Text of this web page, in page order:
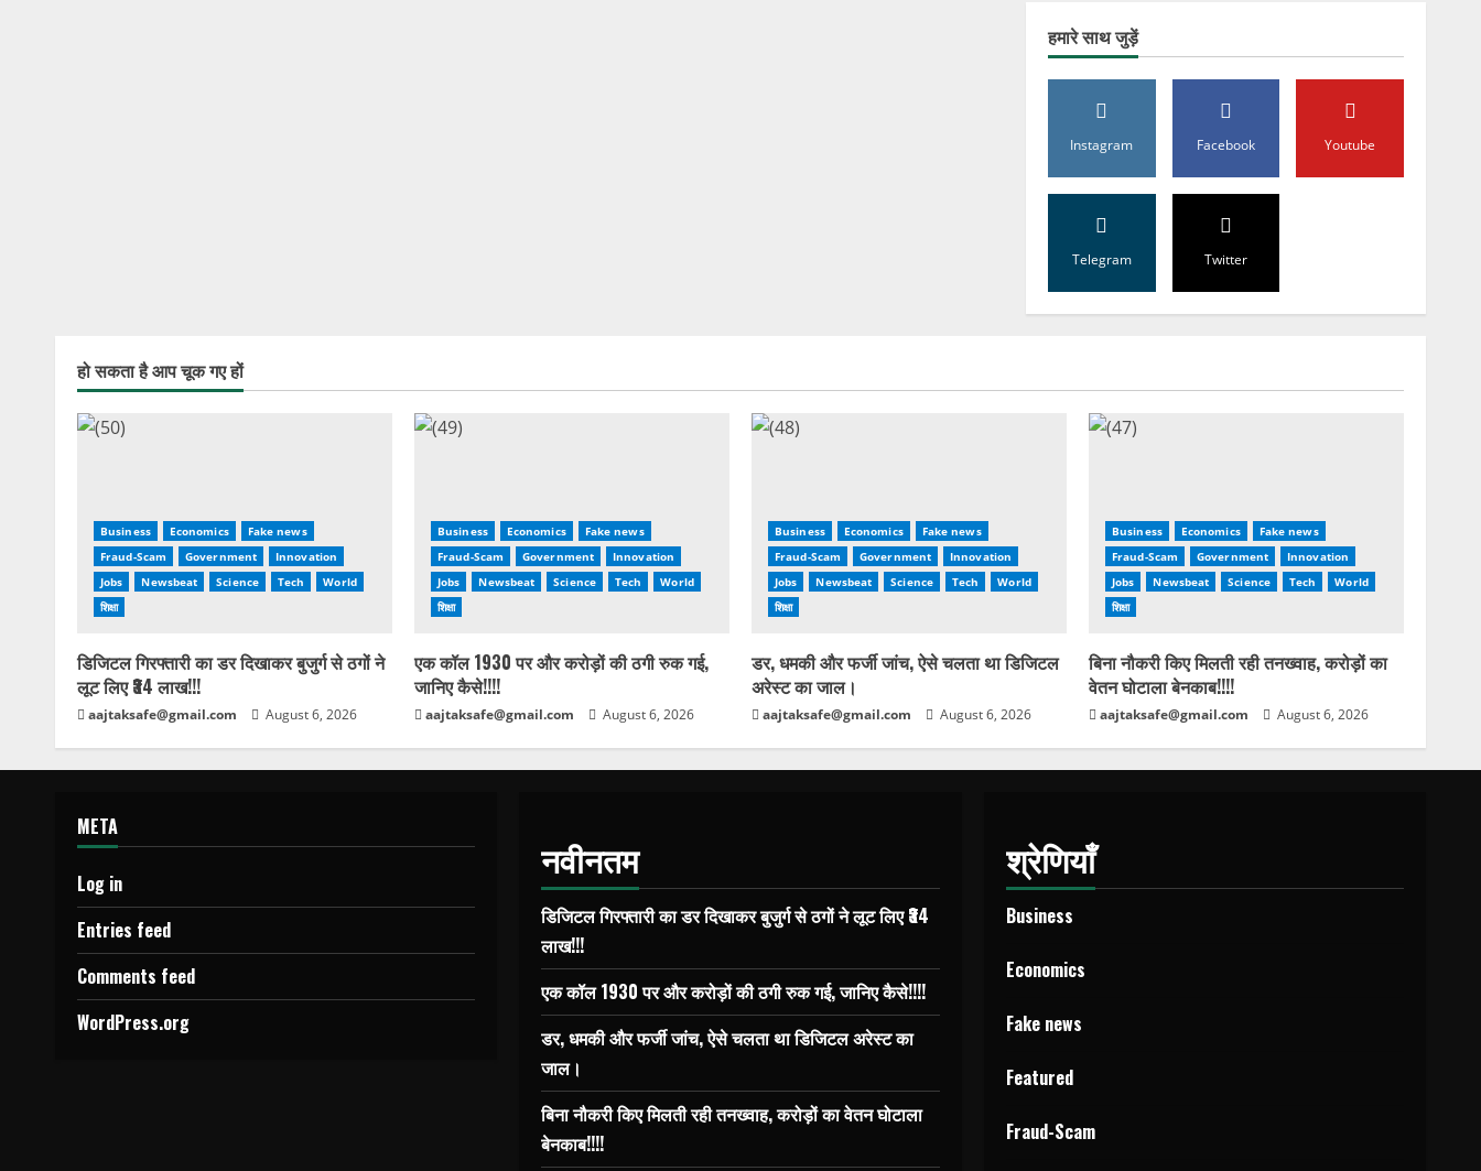
हमारे साथ जुड़ें
Instagram Facebook Youtube
Telegram Twitter
हो सकता है आप चूक गए हों
Business Economics
Fake news
Fraud-Scam
Government
Innovation
Jobs
Newsbeat Science Tech
World
शिक्षा
डिजिटल गिरफ्तारी का डर दिखाकर बुजुर्ग से ठगों ने
लूट लिए ₹34 लाख!!!
aajtaksafe@gmail.com August 6, 2026
Business Economics
Fake news
Fraud-Scam
Government
Innovation
Jobs
Newsbeat Science Tech
World
शिक्षा
एक कॉल 1930 पर और करोड़ों की ठगी रुक गई,
जानिए कैसे!!!!
aajtaksafe@gmail.com August 6, 2026
Business Economics
Fake news
Fraud-Scam
Government
Innovation
Jobs
Newsbeat Science Tech
World
शिक्षा
डर, धमकी और फर्जी जांच, ऐसे चलता था डिजिटल
अरेस्ट का जाल।
aajtaksafe@gmail.com August 6, 2026
Business Economics
Fake news
Fraud-Scam
Government
Innovation
Jobs
Newsbeat Science Tech
World
शिक्षा
बिना नौकरी किए मिलती रही तनख्वाह, करोड़ों का
वेतन घोटाला बेनकाब!!!!
aajtaksafe@gmail.com August 6, 2026
META
Log in
Entries feed
Comments feed
WordPress.org
नवीनतम
डिजिटल गिरफ्तारी का डर दिखाकर बुजुर्ग से ठगों ने लूट लिए ₹34
लाख!!!
एक कॉल 1930 पर और करोड़ों की ठगी रुक गई, जानिए कैसे!!!!
डर, धमकी और फर्जी जांच, ऐसे चलता था डिजिटल अरेस्ट का
जाल।
बिना नौकरी किए मिलती रही तनख्वाह, करोड़ों का वेतन घोटाला
बेनकाब!!!!
श्रेणियाँ
Business
Economics
Fake news
Featured
Fraud-Scam